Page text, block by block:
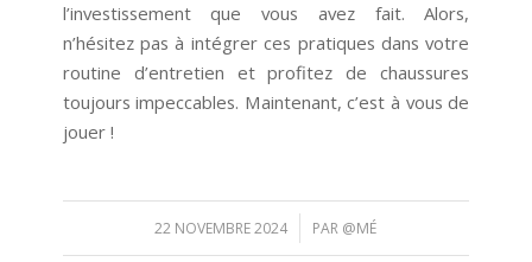
l’investissement que vous avez fait. Alors,
n’hésitez pas à intégrer ces pratiques dans votre
routine d’entretien et profitez de chaussures
toujours impeccables. Maintenant, c’est à vous de
jouer !
22 NOVEMBRE 2024
/ PAR @MÉ